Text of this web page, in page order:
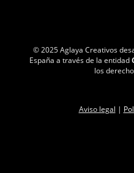
© 2025 Aglaya Creativos
España a través de la entidad
los
Aviso legal |